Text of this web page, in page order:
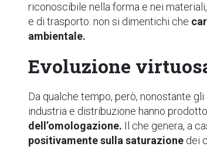
riconoscibile nella forma e nei
e di trasporto: non si dimentichi che
ambientale.
Evoluzione
Da qualche tempo, però, nonostante
industria e distribuzione hanno
dell’omologazione. Il che genera, a
positivamente sulla saturazione dei